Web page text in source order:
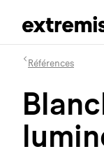
Références